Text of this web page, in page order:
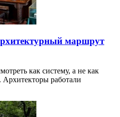
маршрут
как систему, а не как
работали